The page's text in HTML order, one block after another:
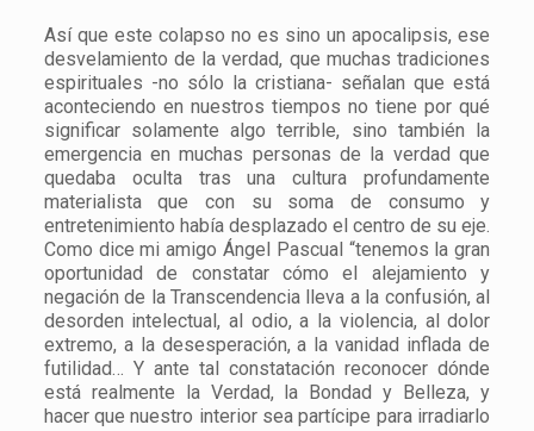
Así que este colapso no es sino un apocalipsis, ese
desvelamiento de la verdad, que muchas tradiciones
espirituales -no sólo la cristiana- señalan que está
aconteciendo en nuestros tiempos no tiene por qué
significar solamente algo terrible, sino también la
emergencia en muchas personas de la verdad que
quedaba oculta tras una cultura profundamente
materialista que con su soma de consumo y
entretenimiento había desplazado el centro de su eje.
Como dice mi amigo Ángel Pascual “tenemos la gran
oportunidad de constatar cómo el alejamiento y
negación de la Transcendencia lleva a la confusión, al
desorden intelectual, al odio, a la violencia, al dolor
extremo, a la desesperación, a la vanidad inflada de
futilidad… Y ante tal constatación reconocer dónde
está realmente la Verdad, la Bondad y Belleza, y
hacer que nuestro interior sea partícipe para irradiarlo